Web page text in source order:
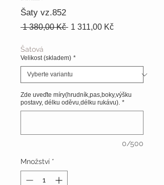
Šaty vz.852
1 380,00 Kč Běžná
1 311,00 KčZvýhodněná
Šatová
Velikost (skladem) *
Zde uveďte míry(hrudník,pas,boky,výšku
postavy, délku oděvu,délku rukávu). *
0/500
Množství *